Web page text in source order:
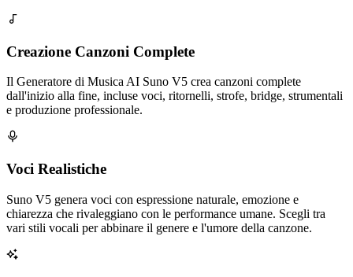
Creazione Canzoni Complete
Il Generatore di Musica AI Suno V5 crea canzoni complete
dall'inizio alla fine, incluse voci, ritornelli, strofe, bridge, strumentali
e produzione professionale.
Voci Realistiche
Suno V5 genera voci con espressione naturale, emozione e
chiarezza che rivaleggiano con le performance umane. Scegli tra
vari stili vocali per abbinare il genere e l'umore della canzone.